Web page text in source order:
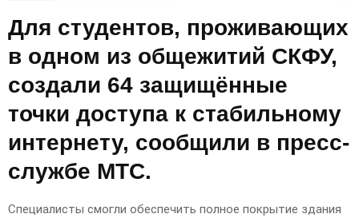
Для студентов, проживающих
в одном из общежитий СКФУ,
создали 64 защищённые
точки доступа к стабильному
интернету, сообщили в пресс-
службе МТС.
Специалисты смогли обеспечить полное покрытие здания